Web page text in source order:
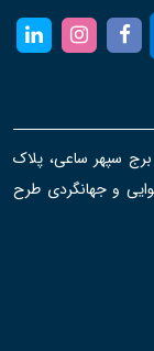
برج سپهر ساعی، پلاک
هوایی و جهانگردی طرح